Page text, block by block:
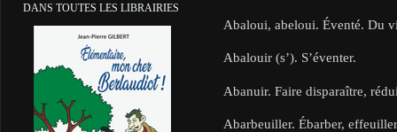
DANS TOUTES LES LIBRAIRIES
Abaloui, abeloui. Éventé. Du
Abalouir (s’). S’éventer.
Abanuir. Faire disparaître,
Abarbeuiller. Ébarber,